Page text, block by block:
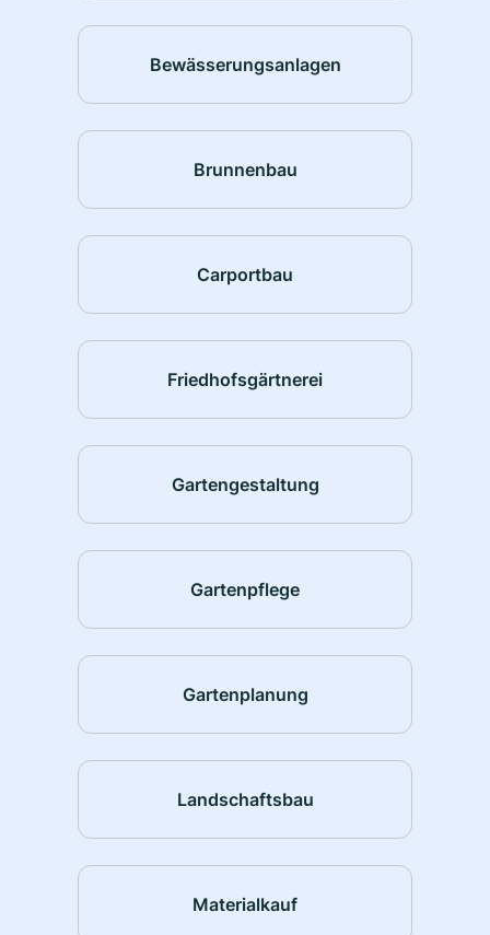
Bewässerungsanlagen
Brunnenbau
Carportbau
Friedhofsgärtnerei
Gartengestaltung
Gartenpflege
Gartenplanung
Landschaftsbau
Materialkauf